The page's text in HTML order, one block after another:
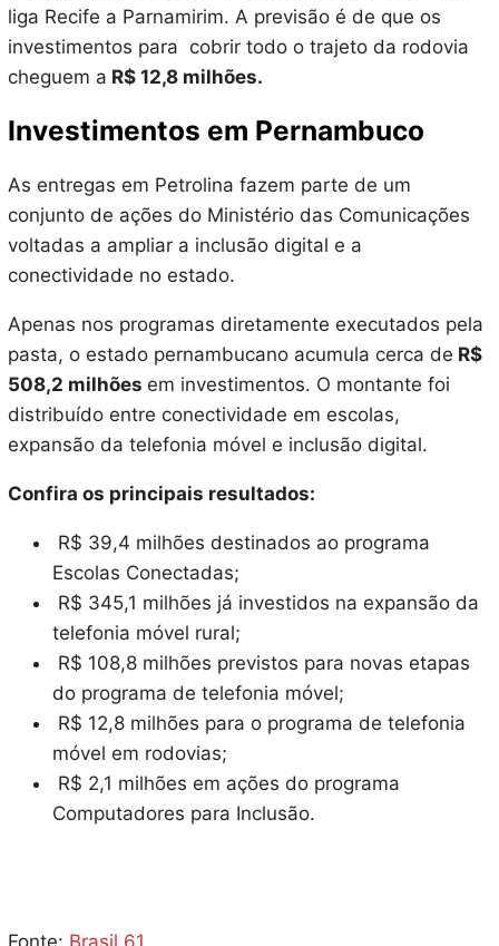
liga Recife a Parnamirim. A previsão é de que os
investimentos para cobrir todo o trajeto da rodovia
cheguem a R$ 12,8 milhões.
Investimentos em Pernambuco
As entregas em Petrolina fazem parte de um
conjunto de ações do Ministério das Comunicações
voltadas a ampliar a inclusão digital e a
conectividade no estado.
Apenas nos programas diretamente executados pela
pasta, o estado pernambucano acumula cerca de R$
508,2 milhões em investimentos. O montante foi
distribuído entre conectividade em escolas,
expansão da telefonia móvel e inclusão digital.
Confira os principais resultados:
R$ 39,4 milhões destinados ao programa
Escolas Conectadas;
R$ 345,1 milhões já investidos na expansão da
telefonia móvel rural;
R$ 108,8 milhões previstos para novas etapas
do programa de telefonia móvel;
R$ 12,8 milhões para o programa de telefonia
móvel em rodovias;
R$ 2,1 milhões em ações do programa
Computadores para Inclusão.
Fonte: Brasil 61